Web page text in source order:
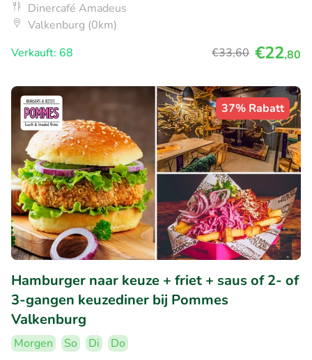
Dinercafé Amadeus
Valkenburg (0km)
Verkauft: 68
€33,60 €22,80
37% Rabatt
Hamburger naar keuze + friet + saus of 2- of
3-gangen keuzediner bij Pommes
Valkenburg
Morgen So Di
Do